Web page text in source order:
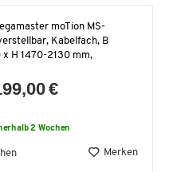
moTion MS-
Kabelfach, B
x H 1470-2130 mm,
€
2 Wochen
Merken